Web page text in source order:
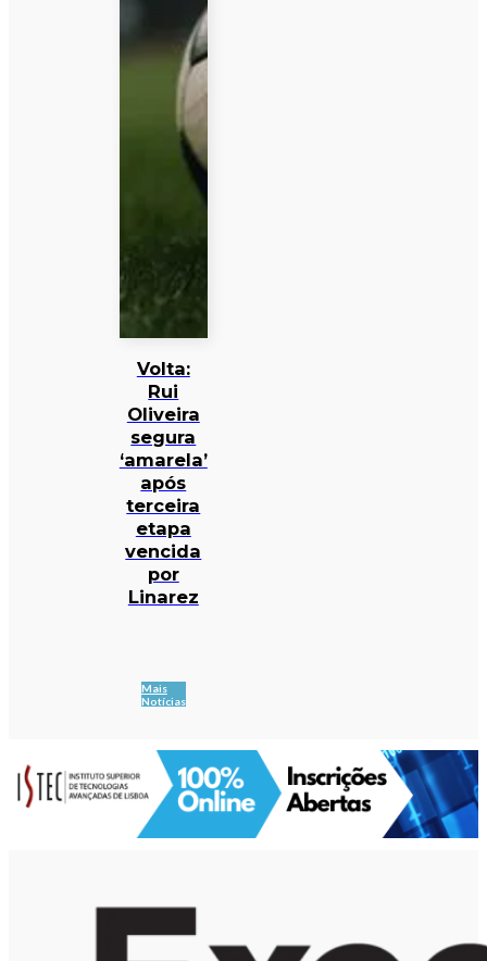
Volta:
Rui
Oliveira
segura
‘amarela’
após
terceira
etapa
vencida
por
Linarez
Mais
Notícias